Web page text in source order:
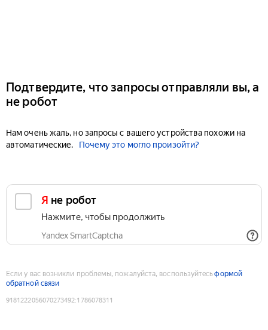
Подтвердите, что запросы отправляли вы, а
не робот
Нам очень жаль, но запросы с вашего устройства похожи на
автоматические.
Почему это могло произойти?
Я не робот
Нажмите, чтобы продолжить
Yandex SmartCaptcha
Если у вас возникли проблемы, пожалуйста, воспользуйтесьформой
обратной связи
9181222056070273492:1786078311